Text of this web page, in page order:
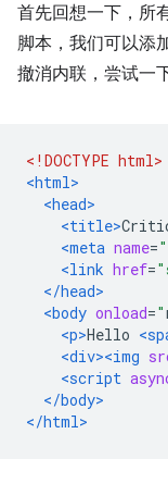
首先回想一下，所
脚本，我们可以添
撤消内联，尝试一
<!DOCTYPE html>
<html>
<head>
<title>
<meta name=
<link href=
</head>
<body onload="
<p>Hello
<div><img
<script
</body>
</html>